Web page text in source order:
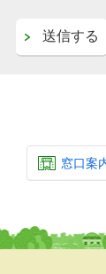
窓口案